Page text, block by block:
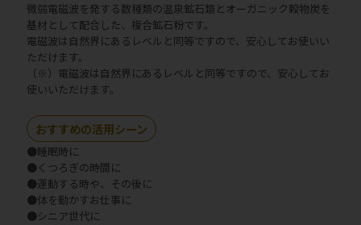
微弱電磁波を発する数種類の温泉鉱石類とオーガニック穀物炭を
基材として配合した、複合鉱石粉です。
電磁波は自然界にあるレベルと同等ですので、安心してお使いい
ただけます。
（※）電磁波は自然界にあるレベルと同等ですので、安心してお
使いいただけます。
おすすめの活用シーン
●睡眠時に
●くつろぎの時間に
●運動する時や、その後に
●体を動かすお仕事に
●シニア世代に